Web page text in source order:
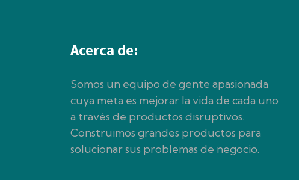
Acerca de:
Somos un equipo de gente apasionada
cuya meta es mejorar la vida de cada uno
a través de productos disruptivos.
Construimos grandes productos para
solucionar sus problemas de negocio.